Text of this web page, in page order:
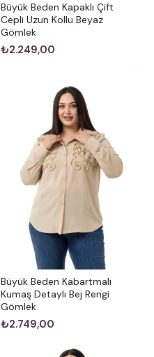
Büyük Beden Kapaklı Çift
Cepli Uzun Kollu Beyaz
Gömlek
₺2.249,00
Büyük Beden Kabartmalı
Kumaş Detaylı Bej Rengi
Gömlek
₺2.749,00